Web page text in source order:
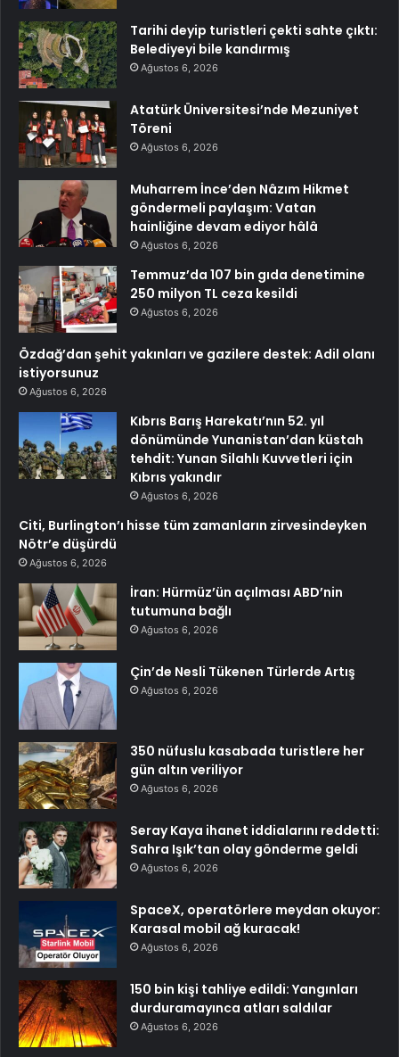
Tarihi deyip turistleri çekti sahte çıktı:
Belediyeyi bile kandırmış
Ağustos 6, 2026
Atatürk Üniversitesi’nde Mezuniyet
Töreni
Ağustos 6, 2026
Muharrem İnce’den Nâzım Hikmet
göndermeli paylaşım: Vatan
hainliğine devam ediyor hâlâ
Ağustos 6, 2026
Temmuz’da 107 bin gıda denetimine
250 milyon TL ceza kesildi
Ağustos 6, 2026
Özdağ’dan şehit yakınları ve gazilere destek: Adil olanı
istiyorsunuz
Ağustos 6, 2026
Kıbrıs Barış Harekatı’nın 52. yıl
dönümünde Yunanistan’dan küstah
tehdit: Yunan Silahlı Kuvvetleri için
Kıbrıs yakındır
Ağustos 6, 2026
Citi, Burlington’ı hisse tüm zamanların zirvesindeyken
Nötr’e düşürdü
Ağustos 6, 2026
İran: Hürmüz’ün açılması ABD’nin
tutumuna bağlı
Ağustos 6, 2026
Çin’de Nesli Tükenen Türlerde Artış
Ağustos 6, 2026
350 nüfuslu kasabada turistlere her
gün altın veriliyor
Ağustos 6, 2026
Seray Kaya ihanet iddialarını reddetti:
Sahra Işık’tan olay gönderme geldi
Ağustos 6, 2026
SpaceX, operatörlere meydan okuyor:
Karasal mobil ağ kuracak!
Ağustos 6, 2026
150 bin kişi tahliye edildi: Yangınları
durduramayınca atları saldılar
Ağustos 6, 2026